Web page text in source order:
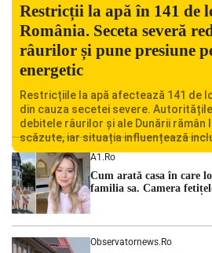
Restricții la apă în 141 de
România. Seceta severă
râurilor și pune presiune
energetic
Restricțiile la apă afectează 141 de
din cauza secetei severe.
debitele râurilor și ale Dunării rămân
scăzute, iar situația influențează
Centralei Nucleare de la Cernavodă.
cu una dintre cele mai dificile
hidrologic din ultimii ani. Lipsa […]
A1.ro
Cum arată casa în care
familia sa. Camera
Observatornews.ro